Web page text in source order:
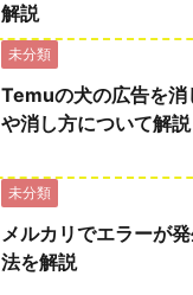
解説
未分類
Temuの犬の広告を消
や消し方について解説
未分類
メルカリでエラーが
法を解説